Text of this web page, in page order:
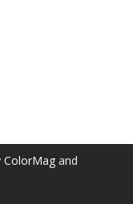
ColorMag and